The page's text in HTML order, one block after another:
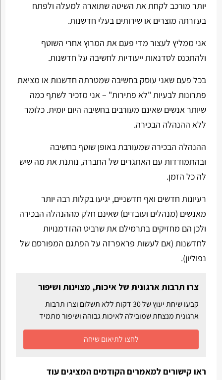
יותר מורכב לקחת את השיטה שתוארה למעלה ולפתח
בעזרתה מוצרים או שירותים בעלי חדשנות.
אני ממליץ לעצור מדי פעם את המרוץ אחרי השוטף
ולהתכנס לסדנאות ייעודיות לחשיבה על חדשנות.
בכל פעם שאני עוסק בחשיבה שמטרתה חדשנות או מציאת
פתרונות לבעיות "לא פתירות" – אני מזכיר לשתף כמה
שיותר אנשים שאינם מעורבים בחשיבה היום יומית. כלומר
ללא ההנהלה הבכירה.
ההנהלה הבכירה שמעורבת באופן שוטף בחשיבה
ובהתמודדות עם האתגרים של החברה, נותנת את מה שיש
לה כל הזמן.
רעיונות חדשים ואף חדשניים, יגיעו בקלות רבה יותר
מאנשים (מנהלים ועובדים) שאינם חלק מההנהלה הבכירה
ולכן הם מחזיקים בתרמילם את שרביט ההזדמנויות
לחדשנות (אם לעשות פראפרזה על הפתגם המפורסם של
נפוליון).
צרו תרבות ארגונית של איכות, מצוינות ושיפור
קבעו שיחת יעוץ של 30 דקות ללא תשלום וצרו תרבות
ארגונית מנצחת שמובילה לאיכות גבוהה ושיפור מתמיד
לחצו לתיאום שיחה
ראו קישורים למאמרים הקודמים המציגים עוד